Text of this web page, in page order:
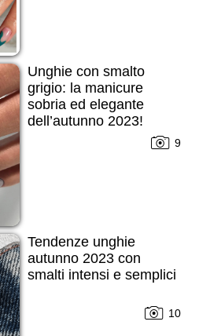
Unghie con smalto
grigio: la manicure
sobria ed elegante
dell’autunno 2023!
9
Tendenze unghie
autunno 2023 con
smalti intensi e semplici
10